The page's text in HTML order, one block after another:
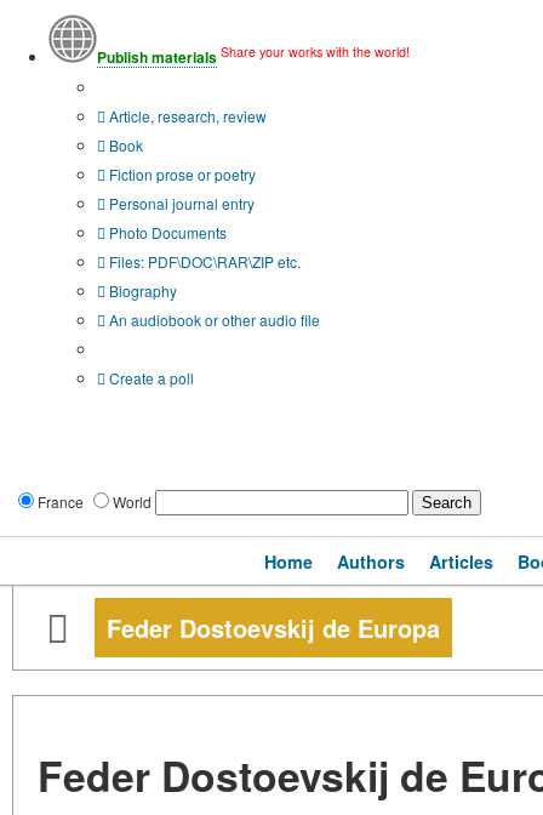
Publish materials Share your works with the world!
Article, research, review
Book
Fiction prose or poetry
Personal journal entry
Photo Documents
Files: PDF\DOC\RAR\ZIP etc.
Biography
An audiobook or other audio file
Create a poll
France World
Home Authors Articles
Feder Dostoevskij de Europa
Feder Dostoevskij de